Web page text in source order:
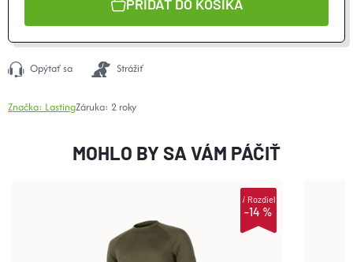
PRIDAŤ DO KOŠÍKA
Opýtať sa Strážiť
Značka: LastingZáruka: 2 roky
MOHLO BY SA VÁM PÁČIŤ
-14 %
iRozdiel